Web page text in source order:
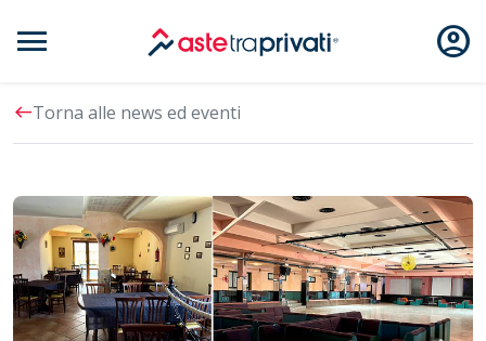
menu Aste account_circle
westTorna alle news ed eventi